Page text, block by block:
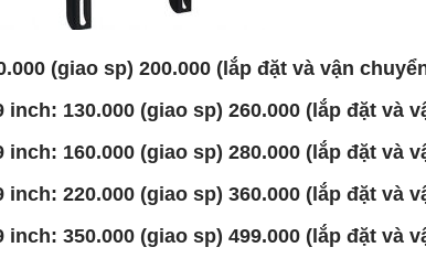
(giao sp) 200.000 (lắp đặt và vận
130.000 (giao sp) 260.000 (lắp đặt và
160.000 (giao sp) 280.000 (lắp đặt và
220.000 (giao sp) 360.000 (lắp đặt và
350.000 (giao sp) 499.000 (lắp đặt và